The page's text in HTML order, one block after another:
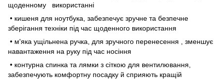
щоденному використанні
• кишеня для ноутбука, забезпечує зручне та безпечне
зберігання техніки під час щоденного використання
• м'яка ущільнена ручка, для зручного перенесення , зменшує
навантаження на руку під час носіння
• контурна спинка та лямки з сіткою для вентилювання,
забезпечують комфортну посадку й сприяють кращій